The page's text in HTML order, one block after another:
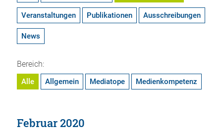
Veranstaltungen Publikationen Ausschreibungen
News
Bereich:
Alle Allgemein Mediatope Medienkompetenz
Februar 2020